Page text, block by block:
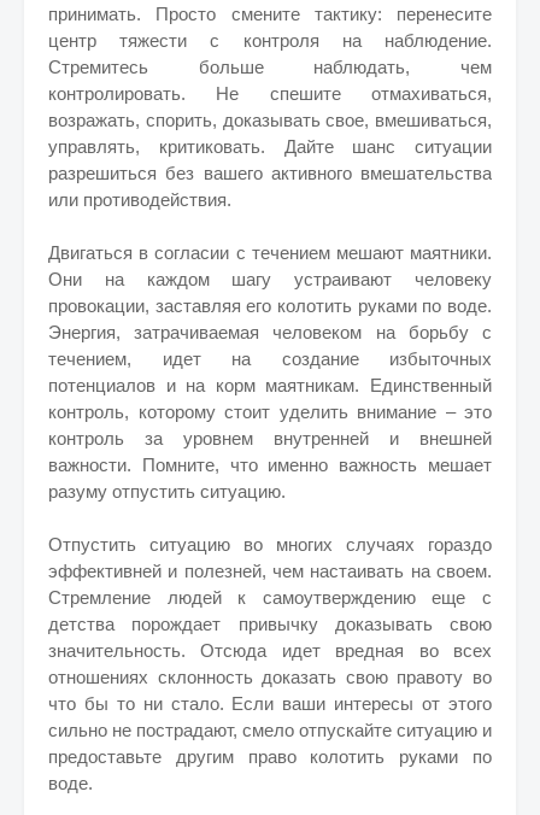
принимать. Просто смените тактику: перенесите
центр тяжести с контроля на наблюдение.
Стремитесь больше наблюдать, чем
контролировать. Не спешите отмахиваться,
возражать, спорить, доказывать свое, вмешиваться,
управлять, критиковать. Дайте шанс ситуации
разрешиться без вашего активного вмешательства
или противодействия.
Двигаться в согласии с течением мешают маятники.
Они на каждом шагу устраивают человеку
провокации, заставляя его колотить руками по воде.
Энергия, затрачиваемая человеком на борьбу с
течением, идет на создание избыточных
потенциалов и на корм маятникам. Единственный
контроль, которому стоит уделить внимание – это
контроль за уровнем внутренней и внешней
важности. Помните, что именно важность мешает
разуму отпустить ситуацию.
Отпустить ситуацию во многих случаях гораздо
эффективней и полезней, чем настаивать на своем.
Стремление людей к самоутверждению еще с
детства порождает привычку доказывать свою
значительность. Отсюда идет вредная во всех
отношениях склонность доказать свою правоту во
что бы то ни стало. Если ваши интересы от этого
сильно не пострадают, смело отпускайте ситуацию и
предоставьте другим право колотить руками по
воде.